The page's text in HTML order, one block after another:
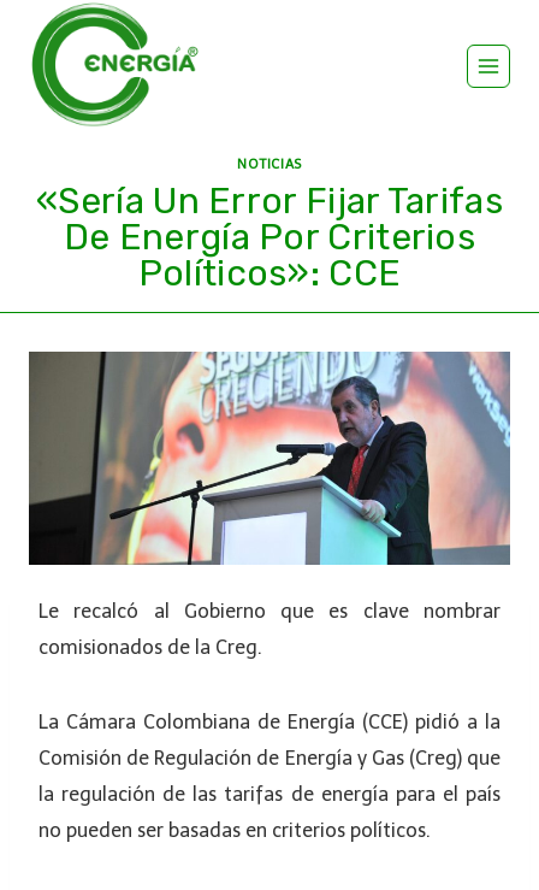
NOTICIAS
«Sería Un Error Fijar Tarifas
De Energía Por Criterios
Políticos»: CCE
Le recalcó al Gobierno que es clave nombrar
comisionados de la Creg.
La Cámara Colombiana de Energía (CCE) pidió a la
Comisión de Regulación de Energía y Gas (Creg) que
la regulación de las tarifas de energía para el país
no pueden ser basadas en criterios políticos.